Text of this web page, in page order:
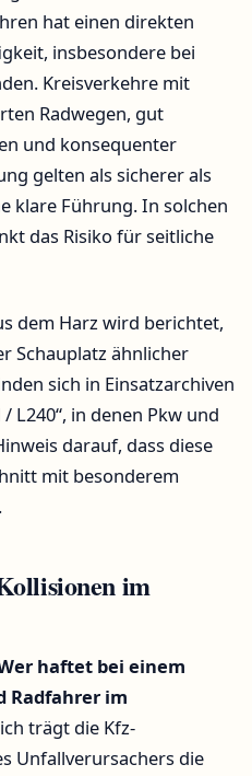
hat einen direkten
insbesondere bei
Kreisverkehre mit
Radwegen, gut
und konsequenter
gelten als sicherer als
klare Führung. In solchen
das Risiko für seitliche
dem Harz wird berichtet,
Schauplatz ähnlicher
sich in Einsatzarchiven
L240“, in denen Pkw und
darauf, dass diese
mit besonderem
im
haftet bei einem
Radfahrer im
trägt die Kfz-
Unfallverursachers die